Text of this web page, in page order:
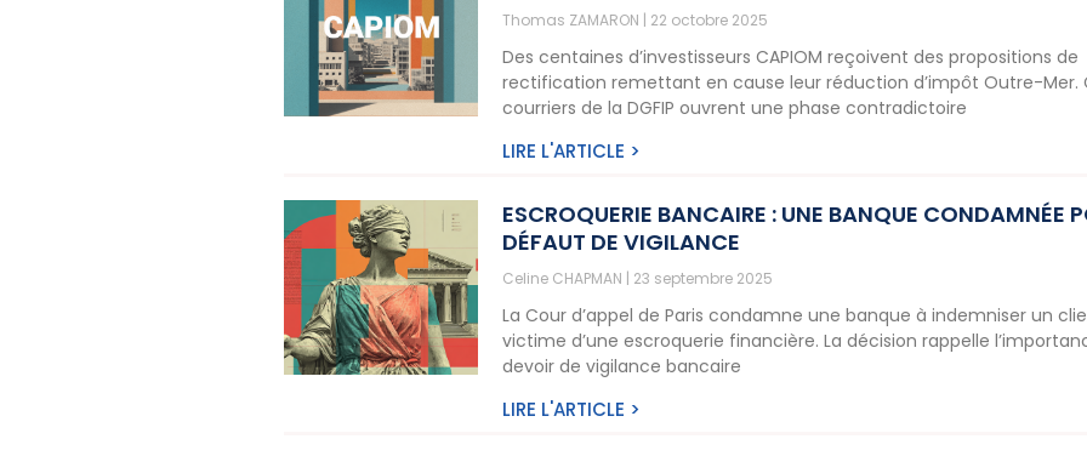
Thomas ZAMARON 22 octobre 2025
Des centaines d’investisseurs CAPIOM reçoivent des propositions de
rectification remettant en cause leur réduction d’impôt Outre-Mer.
courriers de la DGFIP ouvrent une phase contradictoire
LIRE L'ARTICLE >
ESCROQUERIE BANCAIRE : UNE BANQUE CONDAMNÉE
DÉFAUT DE VIGILANCE
Celine CHAPMAN 23 septembre 2025
La Cour d’appel de Paris condamne une banque à indemniser un
victime d’une escroquerie financière. La décision rappelle
devoir de vigilance bancaire
LIRE L'ARTICLE >